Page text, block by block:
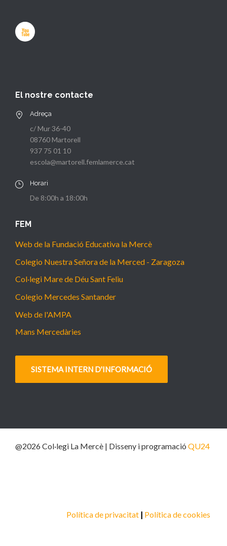
El nostre contacte
Adreça
c/ Mur 36-40
08760 Martorell
937 75 01 10
escola@martorell.femlamerce.cat
Horari
De 8:00h a 18:00h
FEM
Web de la Fundació Educativa la Mercè
Colegio Nuestra Señora de la Merced - Zaragoza
Col·legi Mare de Déu Sant Feliu
Colegio Mercedes Santander
Web de l'AMPA
Mans Mercedàries
SISTEMA INTERN D'INFORMACIÓ
@2026 Col·legi La Mercè | Disseny i programació QU24
Política de privacitat | Política de cookies